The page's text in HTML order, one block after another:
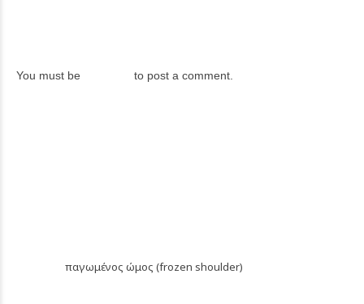
You must be to post a comment.
παγωμένος ώμος (frozen shoulder)